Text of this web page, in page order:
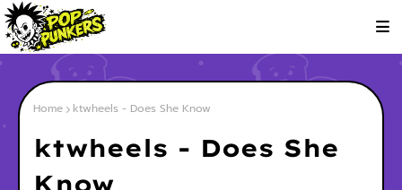
Home ktwheels - Does She Know
ktwheels - Does She
Know